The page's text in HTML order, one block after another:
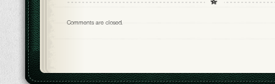
Comments are closed.